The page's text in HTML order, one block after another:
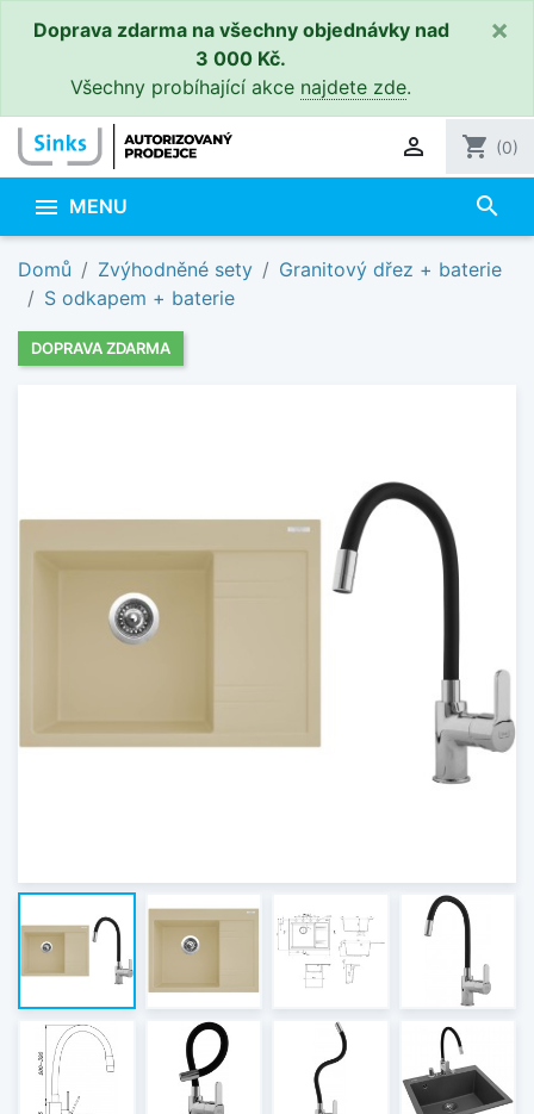
Doprava zdarma na všechny objednávky nad
3 000 Kč.
Všechny probíhající akce najdete zde.
×
 shopping_cart (0)
 MENU search
Domů Zvýhodněné sety
Granitový dřez + baterie
S odkapem + baterie
DOPRAVA ZDARMA